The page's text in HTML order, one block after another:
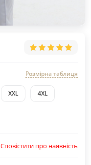
Розмірна таблиця
XXL 4XL
Сповістити про наявність